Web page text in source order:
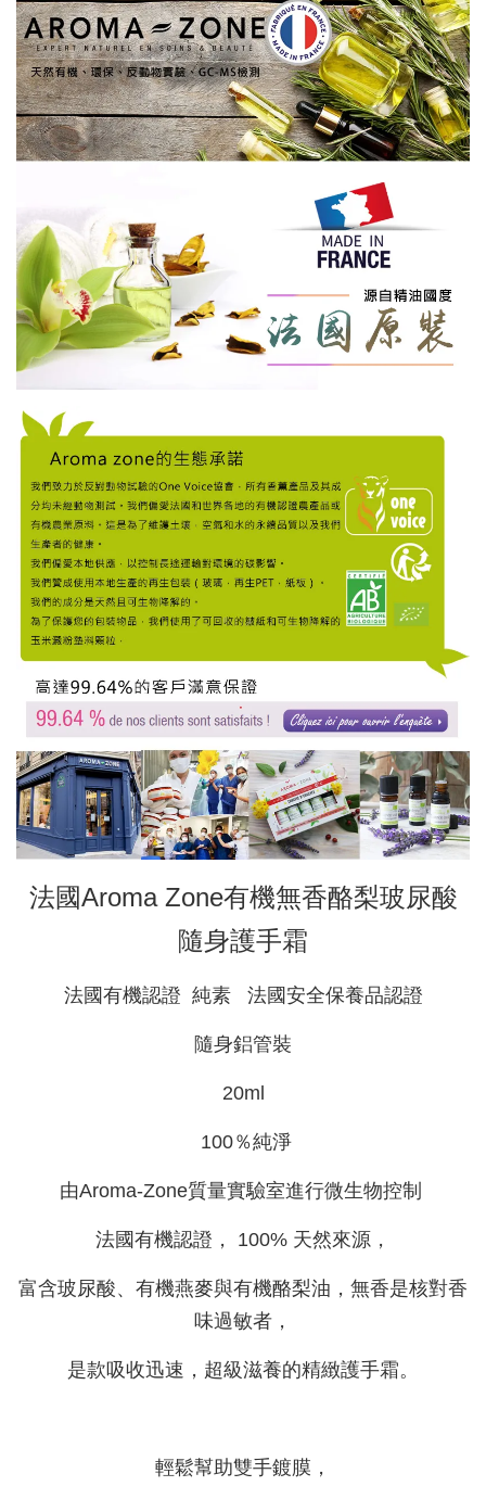
法國Aroma Zone有機無香酪梨玻尿酸
隨身護手霜
法國有機認證 純素 法國安全保養品認證
隨身鋁管裝
20ml
100％純淨
由Aroma-Zone質量實驗室進行微生物控制
法國有機認證， 100% 天然來源，
富含玻尿酸、有機燕麥與有機酪梨油，無香是核對香
味過敏者，
是款吸收迅速，超級滋養的精緻護手霜。
輕鬆幫助雙手鍍膜，